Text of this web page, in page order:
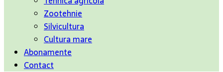
Zootehnie
Silvicultura
Cultura mare
Abonamente
Contact